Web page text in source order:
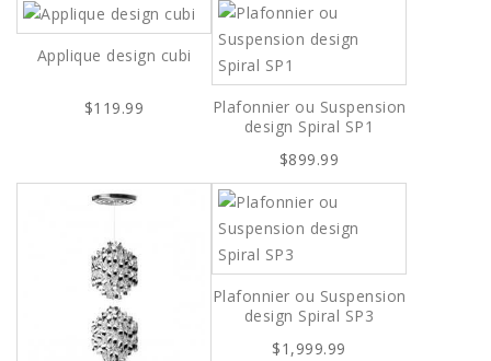
Applique design cubi
$119.99
Plafonnier ou Suspension
design Spiral SP1
$899.99
Plafonnier ou Suspension
design Spiral SP3
$1,999.99